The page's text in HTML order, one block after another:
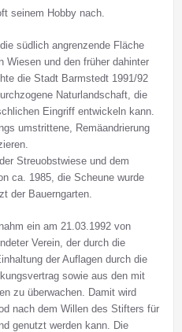
seinem Hobby nach.
südlich angrenzende Fläche
Wiesen und den früher dahinter
die Stadt Barmstedt 1991/92
Naturlandschaft, die
Eingriff entwickeln kann.
umstrittene, Remäandrierung
Streuobstwiese und dem
ca. 1985, die Scheune wurde
der Bauerngarten.
ein am 21.03.1992 von
Verein, der durch die
der Auflagen durch die
sowie aus den mit
zu überwachen. Damit wird
nach dem Willen des Stifters für
genutzt werden kann. Die